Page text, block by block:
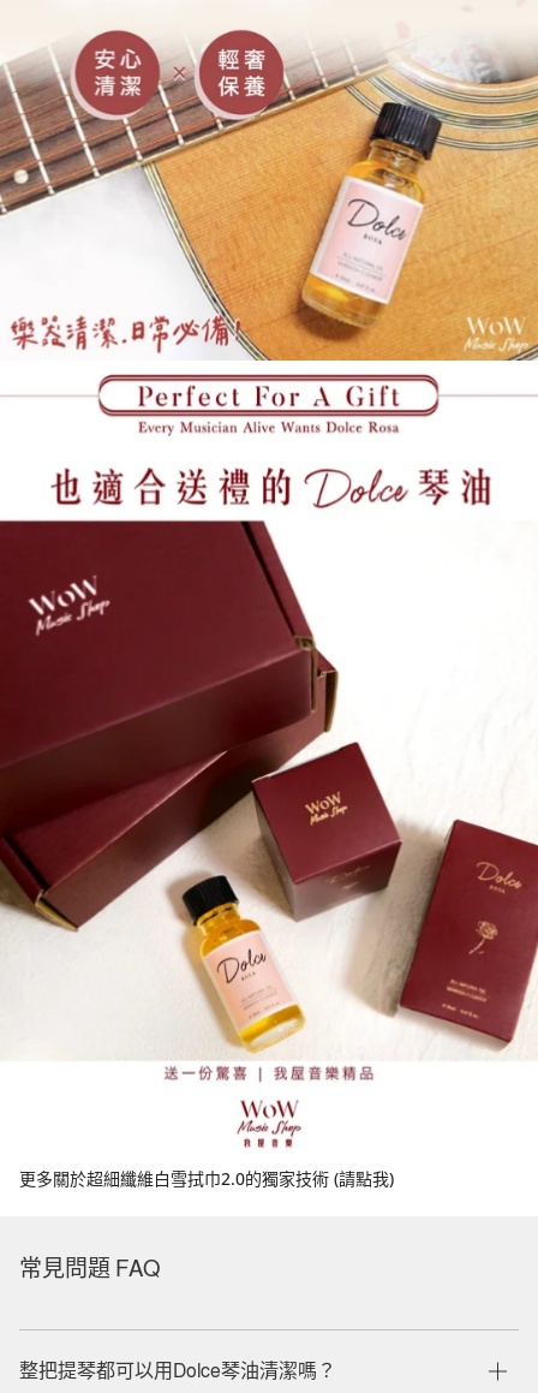
更多關於超細纖維白雪拭巾2.0的獨家技術 (請點我)
常見問題 FAQ
整把提琴都可以用Dolce琴油清潔嗎？